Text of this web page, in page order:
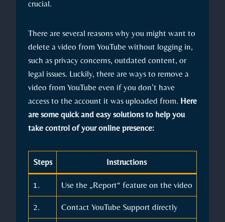
crucial.
There are several reasons why you might want to
delete a video from YouTube without logging in,
such as privacy concerns, outdated content, or
legal issues. Luckily, there are ways to remove a
video from YouTube even if you don’t have
access to the account it was uploaded from. Here
are some quick and easy solutions to help you
take control of your online presence:
Steps Instructions
1. Use the „Report“ feature on the video
2. Contact YouTube Support directly